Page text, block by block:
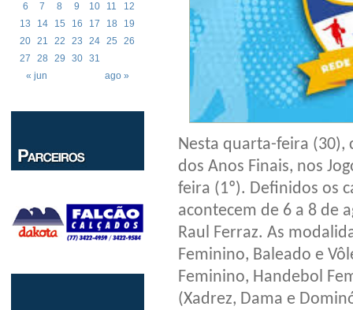
« jun ago »
6
7 8 9 10 11
12
13
14 15 16 17 18
19
20 21 22 23 24 25
26
27
28 29 30 31
Nesta quarta-feira (30),
dos Anos Finais, nos
feira (1º). Definidos os
acontecem de 6 a 8 de
Raul Ferraz. As
Feminino, Baleado e
Feminino, Handebol
(Xadrez, Dama e